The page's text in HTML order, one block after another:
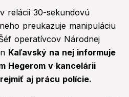
relácii 30-sekundovú
preukazuje manipuláciu
operatívcov Národnej
Kaľavský na nej informuje
Hegerom v kancelárii
aj prácu polície.